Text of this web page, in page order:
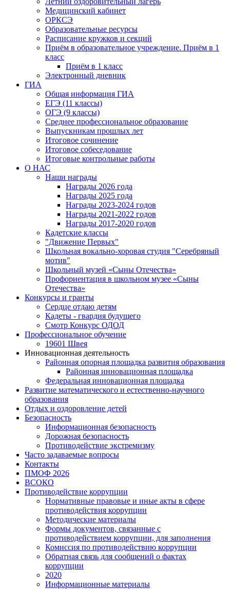
Медицинский кабинет
ОРКСЭ
Образовательные ресурсы
Расписание кружков и секций
Приём в образовательное учреждение. Приём в 1
класс
Приём в 1 класс
Электронный дневник
ГИА
Общая информация ГИА
ЕГЭ (11 классы)
ОГЭ (9 классы)
Среднее профессиональное образование
Выпускникам прошлых лет
Итоговое сочинение
Итоговое собеседование
Итоговые контрольные работы
О НАС
Наши награды
Награды 2026 года
Награды 2025 года
Награды 2023-2024 годов
Награды 2021-2022 годов
Награды 2017-2020 годов
Кадетские классы
"Движение Первых"
Школьная вокально-хоровая студия "Серебряный
мотив"
Школьный музей «Сыны Отечества»
Профориентация в школьном музее «Сыны
Отечества»
Конкурсы и гранты
Сердце отдаю детям
Кадеты - гвардия будущего
Смотр Конкурс ОДОД
Профессиональное обучение
19601 Швея
Инновационная деятельность
Районная опорная площадка развития образования
Районная инновационная площадка
Федеральная инновационная площадка
Развитие математического и естественно-научного
образования
Отдых и оздоровление детей
Безопасность
Информационная безопасность
Дорожная безопасность
Противодействие экстремизму
Часто задаваемые вопросы
Контакты
ПМОФ 2026
ВСОКО
Противодействие коррупции
Нормативные правовые и иные акты в сфере
противодействия коррупции
Методические материалы
Формы документов, связанные с
противодействием коррупции, для заполнения
Комиссия по противодействию коррупции
Обратная связь для сообщений о фактах
коррупции
2020
Информационные материалы